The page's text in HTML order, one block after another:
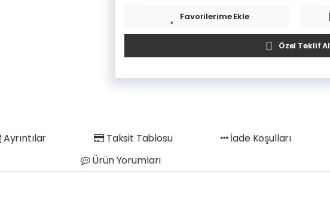
Favorilerime Ekle
Özel Teklif Al
Ayrıntılar Taksit Tablosu İade Koşulları
Ürün Yorumları